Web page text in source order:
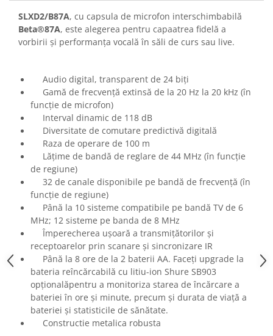
DI Box
Interfete audio
Accesorii pentru Microfoane
Headset-uri si lavaliere
Microfoane cu fir pentru live
Microfoane de captura
Microfoane pentru instrumente
Microfoane USB - Podcast, Gaming
Seturi de microfoane
Sisteme wireless
Mixere
Accesorii mixere
Mixere analogice
Mixere digitale
Mixere pentru DJ
Monitorizare In-Ear
Stative pentru Boxe
Stative pentru Microfoane
SLXD2/B87A, cu capsula de microfon interschimbabilă
Beta®87A, este alegerea pentru capaatrea fidelă a
vorbirii și performanța vocală în săli de curs sau live.
Audio digital, transparent de 24 biți
Gamă de frecvență extinsă de la 20 Hz la 20 kHz (în
funcție de microfon)
Interval dinamic de 118 dB
Diversitate de comutare predictivă digitală
Raza de operare de 100 m
Lățime de bandă de reglare de 44 MHz (în funcție
de regiune)
32 de canale disponibile pe bandă de frecvență (în
funcție de regiune)
Până la 10 sisteme compatibile pe bandă TV de 6
MHz; 12 sisteme pe banda de 8 MHz
Împerecherea ușoară a transmițătorilor și
receptoarelor prin scanare și sincronizare IR
Până la 8 ore de la 2 baterii AA. Faceți upgrade la
bateria reîncărcabilă cu litiu-ion Shure SB903
opționalăpentru a monitoriza starea de încărcare a
bateriei în ore și minute, precum și durata de viață a
bateriei și statisticile de sănătate.
Constructie metalica robusta